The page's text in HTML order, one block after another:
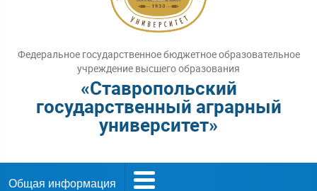
Федеральное государственное бюджетное образовательное
учреждение высшего образования
«Ставропольский
государственный аграрный
университет»
Общая информация